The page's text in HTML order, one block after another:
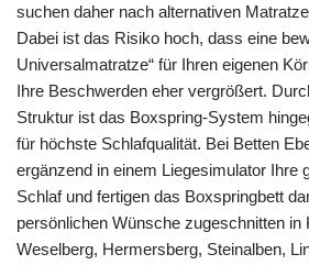
suchen daher nach alternativen
Dabei ist das Risiko hoch, dass eine
Universalmatratze“ für Ihren eigenen
Ihre Beschwerden eher vergrößert.
Struktur ist das Boxspring-System
für höchste Schlafqualität. Bei Betten
ergänzend in einem Liegesimulator Ihre
Schlaf und fertigen das Boxspringbett
persönlichen Wünsche zugeschnitten in
Weselberg, Hermersberg, Steinalben,